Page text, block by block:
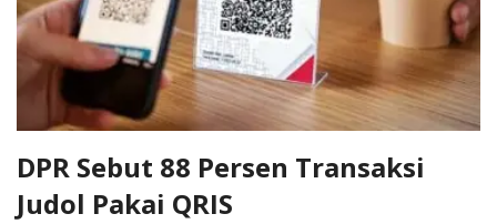
DPR Sebut 88 Persen Transaksi
Judol Pakai QRIS